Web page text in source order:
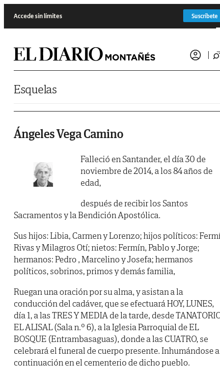
Accede sin límites Suscríbete
Esquelas
Ángeles Vega Camino
Falleció en Santander, el día 30 de
noviembre de 2014, a los 84 años de
edad,
después de recibir los Santos
Sacramentos y la Bendición Apostólica.
Sus hijos: Libia, Carmen y Lorenzo; hijos políticos:
Rivas y Milagros Otí; nietos: Fermín, Pablo y Jorge;
hermanos: Pedro , Marcelino y Josefa; hermanos
políticos, sobrinos, primos y demás familia,
Ruegan una oración por su alma, y asistan a la
conducción del cadáver, que se efectuará HOY, LUNES,
día 1, a las TRES Y MEDIA de la tarde, desde
EL ALISAL (Sala n.º 6), a la Iglesia Parroquial de EL
BOSQUE (Entrambasaguas), donde a las CUATRO, se
celebrará el funeral de cuerpo presente. Inhumándose a
continuación en el cementerio de dicho pueblo.